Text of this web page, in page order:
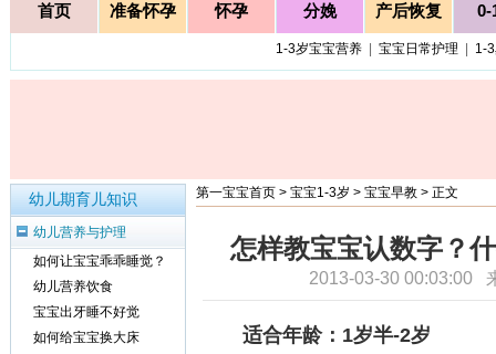
首页 准备怀孕 怀孕 分娩 产后恢复 0-
1-3岁宝宝营养| 宝宝日常护理 1-
第一宝宝首页 > 宝宝1-3岁 > 宝宝早教 > 正文
怎样教宝宝认数字？
2013-03-30 00:03:00
适合年龄：1岁半-2岁
幼儿期育儿知识
幼儿营养与护理
如何让宝宝乖乖睡觉？
幼儿营养饮食
宝宝出牙睡不好觉
如何给宝宝换大床